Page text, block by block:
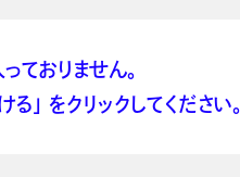
ておりません。
」 をクリックしてください。